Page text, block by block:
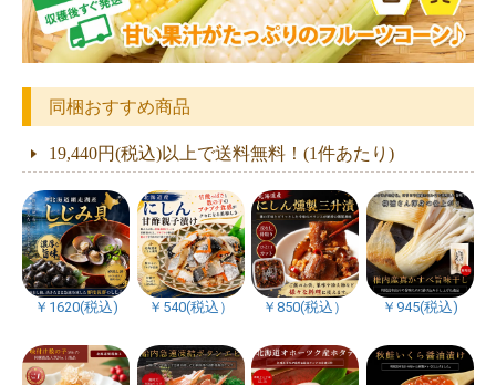
同梱おすすめ商品
19,440円(税込)以上で送料無料！(1件あたり)
￥1620(税込) ￥540(税込） ￥850(税込） ￥945(税込)